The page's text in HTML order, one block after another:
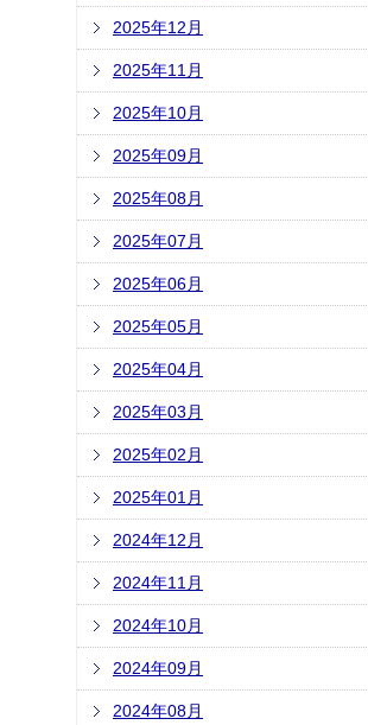
2025年12月
2025年11月
2025年10月
2025年09月
2025年08月
2025年07月
2025年06月
2025年05月
2025年04月
2025年03月
2025年02月
2025年01月
2024年12月
2024年11月
2024年10月
2024年09月
2024年08月